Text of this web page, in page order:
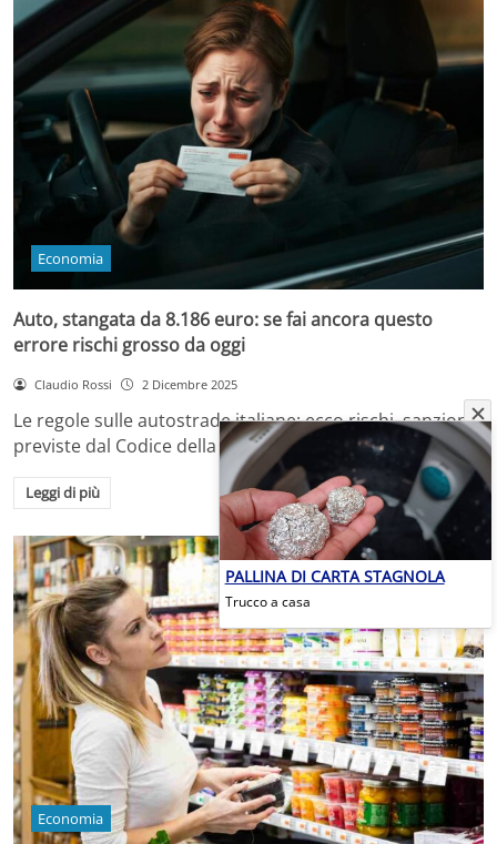
Economia
Auto, stangata da 8.186 euro: se fai ancora questo
errore rischi grosso da oggi
Claudio Rossi 2 Dicembre 2025
Le regole sulle autostrade italiane: ecco rischi, sanzioni
previste dal Codice della Strada e come…
Leggi di più
Economia
PALLINA DI CARTA STAGNOLA
Trucco a casa